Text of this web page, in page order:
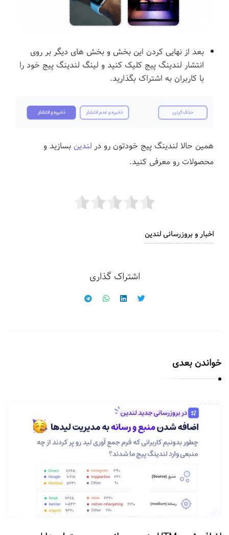
بعد از نهایی کردن این بخش و بخش های دیگر بر روی
انتشار لندینگ پیج کلیک کنید و لینگ لندینگ پیج خود را
با کاربران به اشتراک بگذارید.
همین حالا لندینگ پیج خودتون رو درلندین بسازید و
محصولات رو معرفی کنید.
اخبار و بروزرسانی لندین
اشتراک گذاری
خواندن بعدی